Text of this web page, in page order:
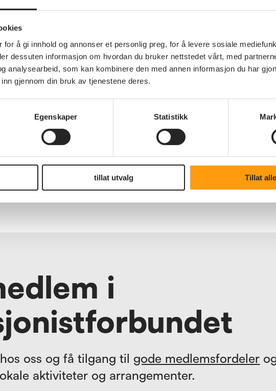
å gi innhold og annonser et personlig preg, for å levere sosiale
dessuten informasjon om hvordan du bruker nettstedet vårt, med
analysearbeid, som kan kombinere den med annen informasjon du har
gjennom din bruk av tjenestene deres.
Egenskaper Statistikk
tillat utvalg Tillat alle
i
Annet
Gåfotballen fortsetter å
vokse i Telemark
Nye lag, nye aktiviteter og stadig
større engasjement
i
oss og få tilgang til gode medlemsfordeler
aktiviteter og arrangementer.